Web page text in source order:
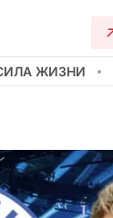
ЖИЗНИ